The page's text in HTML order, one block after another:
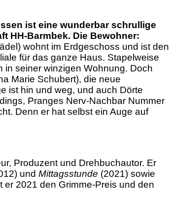
ist eine wunderbar schrullige
HH-Barmbek. Die Bewohner:
wohnt im Erdgeschoss und ist den
für das ganze Haus. Stapelweise
in seiner winzigen Wohnung. Doch
Marie Schubert), die neue
ist hin und weg, und auch Dörte
Pranges Nerv-Nachbar Nummer
Denn er hat selbst ein Auge auf
Produzent und Drehbuchautor. Er
und Mittagsstunde (2021) sowie
er 2021 den Grimme-Preis und den